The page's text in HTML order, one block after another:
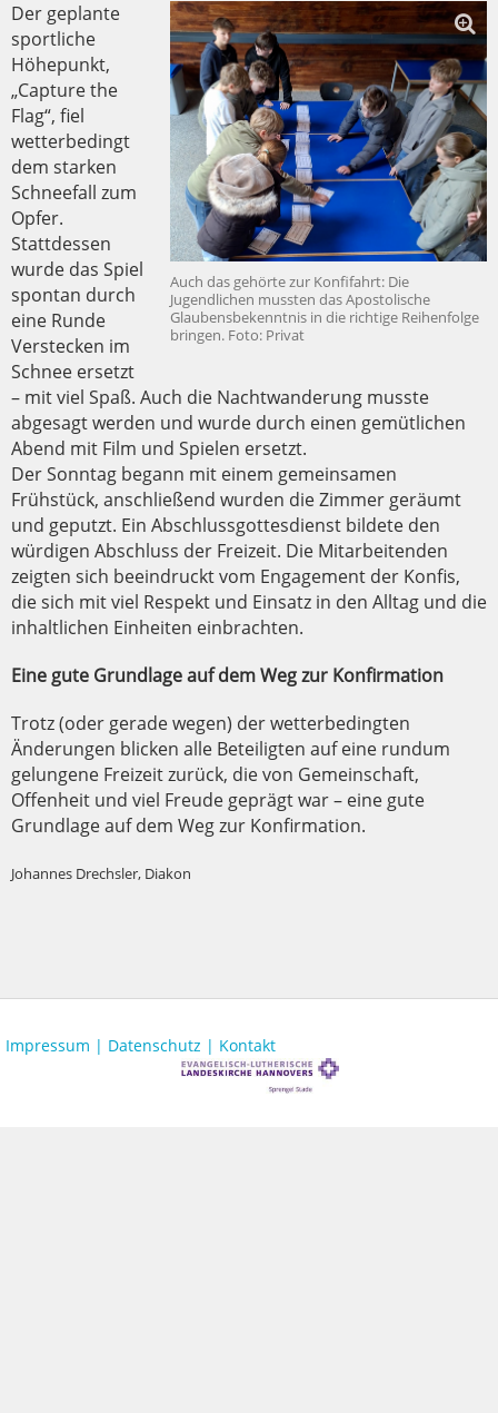
Auch das gehörte zur Konfifahrt: Die
Jugendlichen mussten das Apostolische
Glaubensbekenntnis in die richtige Reihenfolge
bringen. Foto: Privat
Der geplante
sportliche
Höhepunkt,
„Capture the
Flag“, fiel
wetterbedingt
dem starken
Schneefall zum
Opfer.
Stattdessen
wurde das Spiel
spontan durch
eine Runde
Verstecken im
Schnee ersetzt
– mit viel Spaß. Auch die Nachtwanderung musste
abgesagt werden und wurde durch einen gemütlichen
Abend mit Film und Spielen ersetzt.
Der Sonntag begann mit einem gemeinsamen
Frühstück, anschließend wurden die Zimmer geräumt
und geputzt. Ein Abschlussgottesdienst bildete den
würdigen Abschluss der Freizeit. Die Mitarbeitenden
zeigten sich beeindruckt vom Engagement der Konfis,
die sich mit viel Respekt und Einsatz in den Alltag und die
inhaltlichen Einheiten einbrachten.
Eine gute Grundlage auf dem Weg zur Konfirmation
Trotz (oder gerade wegen) der wetterbedingten
Änderungen blicken alle Beteiligten auf eine rundum
gelungene Freizeit zurück, die von Gemeinschaft,
Offenheit und viel Freude geprägt war – eine gute
Grundlage auf dem Weg zur Konfirmation.
Johannes Drechsler, Diakon
Impressum | Datenschutz | Kontakt